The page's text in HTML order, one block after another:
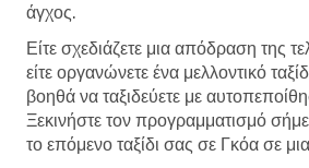
άγχος.
Είτε σχεδιάζετε μια απόδραση της
είτε οργανώνετε ένα μελλοντικό
βοηθά να ταξιδεύετε με
Ξεκινήστε τον προγραμματισμό
το επόμενο ταξίδι σας σε Γκόα σε